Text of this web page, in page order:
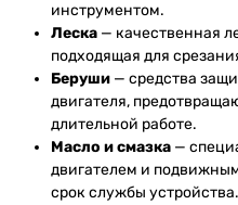
инструментом.
Леска — качественная
подходящая для
Беруши — средства
двигателя,
длительной работе.
Масло и смазка —
двигателем и
срок службы устройства.